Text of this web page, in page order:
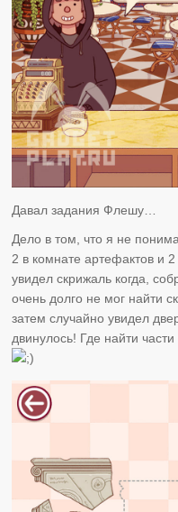
Давал задания Флешу…
Дело в том, что я не
2 в комнате артефактов и
увидел скрижаль когда,
очень долго не мог найти
затем случайно увидел
двинулось! Где найти